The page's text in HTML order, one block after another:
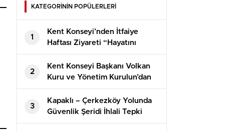
KATEGORİNİN POPÜLERLERİ
1
Kent Konseyi’nden İtfaiye
Haftası Ziyareti “Hayatını
tehlikeye atan itfaiyecilerimiz,
daha fazla değeri hak ediyor”
2
Kent Konseyi Başkanı Volkan
Kuru ve Yönetim Kurulun’dan
CHP Çerkezköy İlçe Başkanı
Sedat Çolak’a Ziyaret “Partimiz
bodrum katlara sığmaz, yeni
binamızı alacağız”
3
Kapaklı – Çerkezköy Yolunda
Güvenlik Şeridi İhlali Tepki
Topluyor